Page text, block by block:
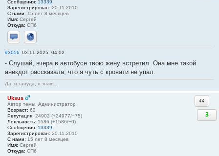
Сообщения: 13339
Зарегистрирован: 20.11.2010
С нами: 15 лет 8 месяцев
Имя: Сергей
Откуда: СПб
Отправить личное сообщение
Сайт
#3056 03.11.2025, 04:02
- Слушай, вчера в автобусе твою жену встретил. Она мне такой
анекдот рассказала, что я чуть с кровати не упал.
Да, я зануда, я знаю...
Uksus
Автор темы, Администратор
Возраст: 62
Репутация: 24902 (+24977/−75)
Лояльность: 1586 (+1586/−0)
Сообщения: 13339
Зарегистрирован: 20.11.2010
С нами: 15 лет 8 месяцев
Имя: Сергей
Откуда: СПб
3